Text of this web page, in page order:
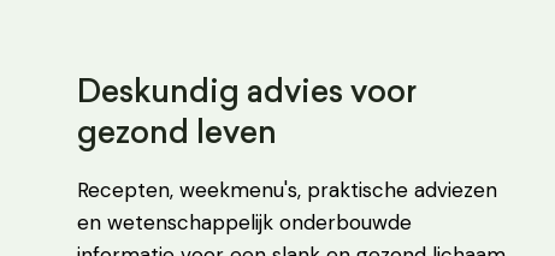
Deskundig advies voor
gezond leven
Recepten, weekmenu's, praktische adviezen
en wetenschappelijk onderbouwde